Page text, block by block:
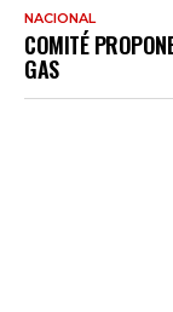
NACIONAL
COMITÉ
GAS